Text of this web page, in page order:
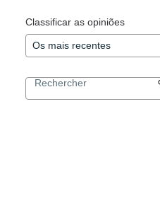
Classificar as opiniões